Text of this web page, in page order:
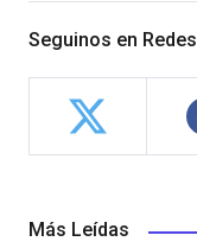
Seguinos en Redes
Más Leídas